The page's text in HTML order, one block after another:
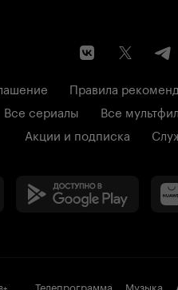
Правила
Все сериалы Все
Акции и подписка
Телепрограмма Музыка